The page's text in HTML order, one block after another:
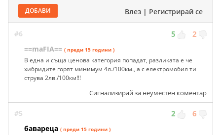
ДОБАВИ Влез | Регистрирай се
#6 5 2
==maFIA== ( преди 15 години )
В една и съща ценова категория попадат, разликата е че
хибридите горят минимум 4л./100км., а с електромобил ти
струва 2лв./100км!!!
Сигнализирай за неуместен коментар
#5 2 6
бавареца ( преди 15 години )